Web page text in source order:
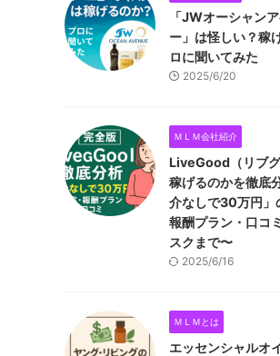
「JWオーシャン
ー」は怪しい？稼
ロに聞いてみた
2025/6/20
ＭＬＭ会社紹介
LiveGood（リブ
稼げるのかを徹底
介なしで30万円」
報酬プラン・口コ
スクまで〜
2025/6/16
ＭＬＭとは
エッセンシャルオ